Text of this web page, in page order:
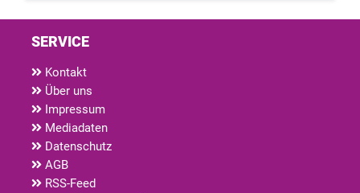
SERVICE
Kontakt
Über uns
Impressum
Mediadaten
Datenschutz
AGB
RSS-Feed